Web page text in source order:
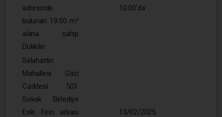
adresinde
bulunan 19.00 m²
alana sahip
Dükkân
10:00’da
Selahattin
Mahallesi Gazi
Caddesi 503.
Sokak Belediye
Eski Fırın arkası
13/02/2025